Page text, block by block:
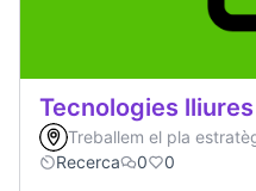
Tecnologies
Treballem el pla
Recerca
0 0